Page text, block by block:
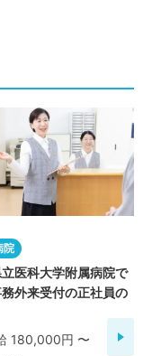
院
医科大学附属病院で
外来受付の正社員の
180,000円 〜